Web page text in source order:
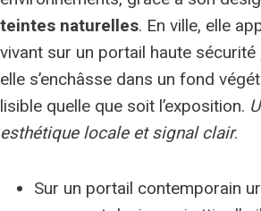
teintes naturelles. En ville, elle
vivant sur un portail haute sécurité
elle s’enchâsse dans un fond
lisible quelle que soit l’exposition.
esthétique locale et signal clair.
Sur un portail contemporain